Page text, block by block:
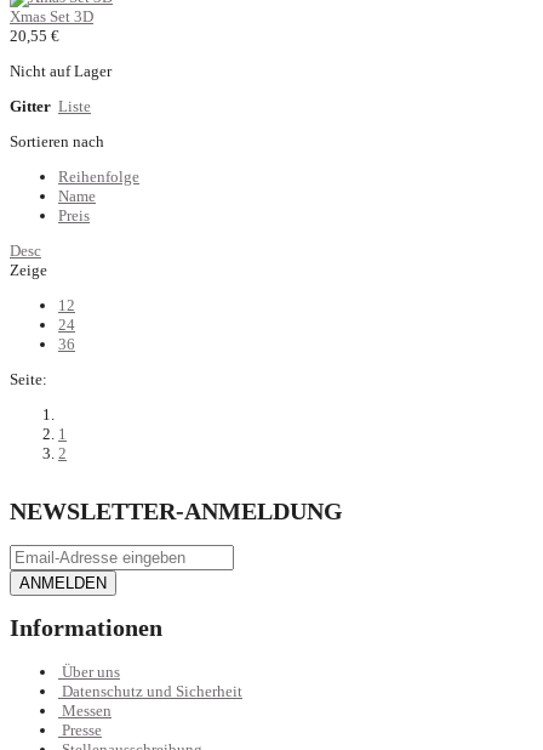
Xmas Set 3D
20,55 €
Nicht auf Lager
Gitter Liste
Sortieren nach
Reihenfolge
Name
Preis
Desc
Zeige
12
24
36
Seite:
1
2
NEWSLETTER-ANMELDUNG
ANMELDEN
Informationen
Über uns
Datenschutz und Sicherheit
Messen
Presse